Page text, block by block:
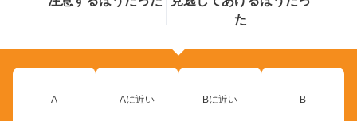
た
A Aに近い Bに近い B